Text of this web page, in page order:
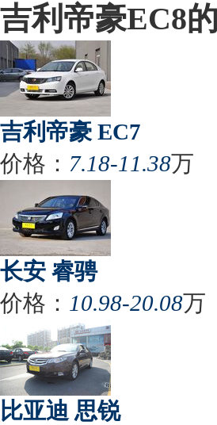
吉利帝豪EC8
吉利帝豪 EC7
价格： 7.18-11.38万
长安 睿骋
价格： 10.98-20.08万
比亚迪 思锐